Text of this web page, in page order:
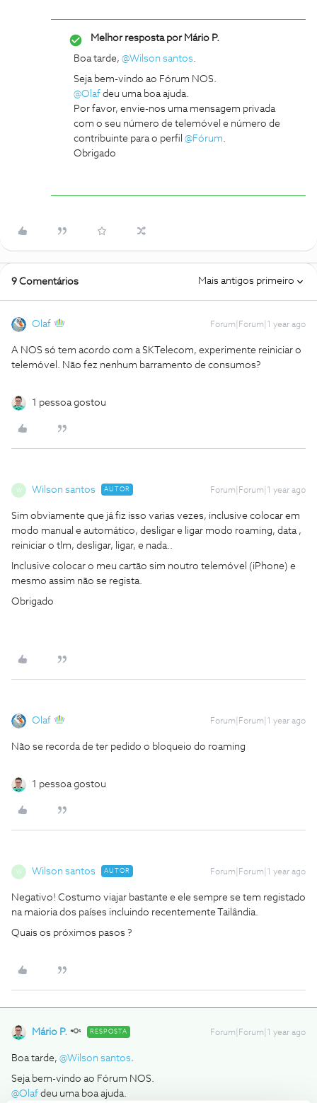
Melhor resposta porMário P.
Boa tarde, @Wilson santos.
Seja bem-vindo ao Fórum NOS.
@Olaf deu uma boa ajuda.
Por favor, envie-nos uma mensagem privada
com o seu número de telemóvel e número de
contribuinte para o perfil @Fórum.
Obrigado
9 Comentários Mais antigos primeiro
Olaf Forum|Forum|1 year ago
A NOS só tem acordo com a SKTelecom, experimente reiniciar o
telemóvel. Não fez nenhum barramento de consumos?
1 pessoa gostou
Wilson santos AUTOR Forum|Forum|1 year ago
Sim obviamente que já fiz isso varias vezes, inclusive colocar em
modo manual e automático, desligar e ligar modo roaming, data ,
reiniciar o tlm, desligar, ligar, e nada..
Inclusive colocar o meu cartão sim noutro telemóvel (iPhone) e
mesmo assim não se regista.
Obrigado
Olaf Forum|Forum|1 year ago
Não se recorda de ter pedido o bloqueio do roaming
1 pessoa gostou
Wilson santos AUTOR Forum|Forum|1 year ago
Negativo! Costumo viajar bastante e ele sempre se tem registado
na maioria dos países incluindo recentemente Tailândia.
Quais os próximos pasos ?
Mário P. RESPOSTA Forum|Forum|1 year ago
Boa tarde, @Wilson santos.
Seja bem-vindo ao Fórum NOS.
@Olaf deu uma boa ajuda.